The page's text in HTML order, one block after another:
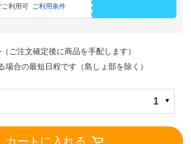
ご利用可
ご利用条件
（ご注文確定後に商品を手配します）
合の最短日程です（島しょ部を除く）
1
カートに入れる